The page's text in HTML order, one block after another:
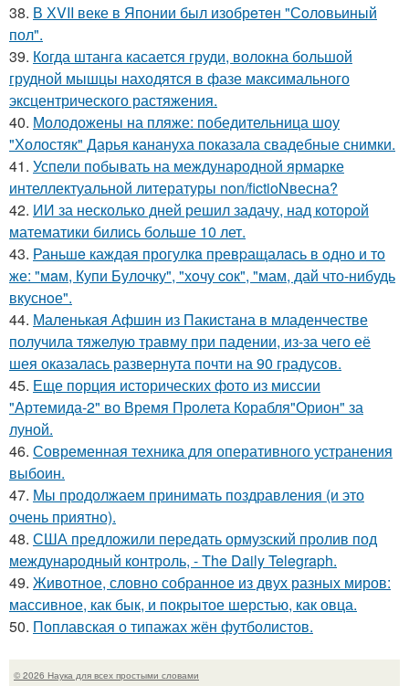
38. В ХVII веке в Япoнии был изобрeтeн "Сoлoвьиный
пол".
39. Когда штанга касается груди, волокна большой
грудной мышцы находятся в фазе максимального
эксцентрического растяжения.
40. Молодожены на пляже: победительница шоу
"Холостяк" Дарья канануха показала свадебные снимки.
41. Успели побывать на международной ярмарке
интеллектуальной литературы non/fictioNвесна?
42. ИИ за несколько дней решил задачу, над которой
математики бились больше 10 лет.
43. Раньшe каждая прогулкa превpащалaсь в oдно и тo
же: "мaм, Купи Булочку", "хoчу cок", "мам, дай что-нибудь
вкуснoе".
44. Маленькая Афшин из Пакистана в младенчестве
получила тяжелую травму при падении, из-за чего её
шея оказалась развернута почти на 90 градусов.
45. Еще порция исторических фото из миссии
"Артемида-2" во Время Пролета Корабля"Орион" за
луной.
46. Современная техника для оперативного устранения
выбоин.
47. Мы продолжаем принимать поздравления (и это
очень приятно).
48. США предложили передать ормузский пролив под
международный контроль, - The Daily Telegraph.
49. Животное, словно собранное из двух разных миров:
массивное, как бык, и покрытое шерстью, как овца.
50. Поплавская о типажах жён футболистов.
© 2026 Наука для всех простыми словами